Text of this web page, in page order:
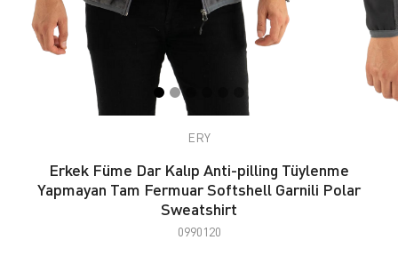
ERY
Erkek Füme Dar Kalıp Anti-pilling Tüylenme
Yapmayan Tam Fermuar Softshell Garnili Polar
Sweatshirt
0990120